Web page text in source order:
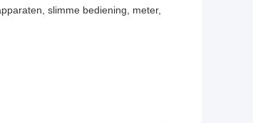
slimme bediening, meter,